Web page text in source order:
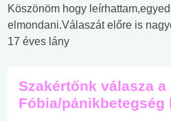
Köszönöm hogy
elmondani.Válaszát előre is
17 éves lány
Szakértőnk válasza a
Fóbia/pánikbetegség